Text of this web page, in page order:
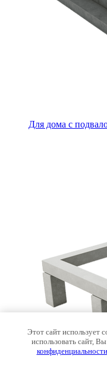
Для дома с
Этот сайт использует
использовать сайт,
конфиденциальности